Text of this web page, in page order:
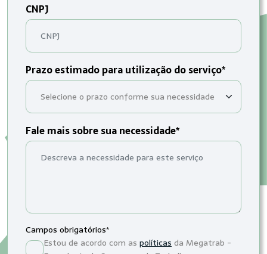
CNPJ
Prazo estimado para utilização do serviço*
Fale mais sobre sua necessidade*
Campos obrigatórios*
Estou de acordo com as políticas da Megatrab -